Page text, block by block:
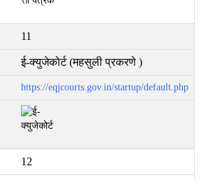
11
ई-क्युजेकोर्ट (महसुली प्रकरणे )
https://eqjcourts.gov.in/startup/default.php
12